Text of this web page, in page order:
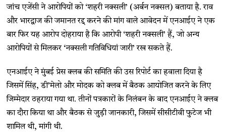
जांच एजेंसी ने आरोपियों को ‘शहरी नक्सली’ (अर्बन नक्सल) बताया है. राव
और भारद्वाज की जमानत रद्द करने की मांग वाले आवेदन में एनआईए ने एक
बार फिर यह आरोप दोहराया है कि आरोपी ‘शहरी नक्सली’ हैं, जो अन्य
आरोपियों से मिलकर ‘नक्सली गतिविधियां जारी’ रख सकते हैं.
एनआईए ने मुंबई प्रेस क्लब की समिति की उस रिपोर्ट का हवाला दिया है
जिसमें सिंह, डी’मेलो और मोदक को क्लब में बैठक आयोजित करने के लिए
जिम्मेदार ठहराया गया था. तीनों पत्रकारों के निलंबन के बाद एनआईए ने क्लब
का दौरा किया था और बैठक से जुड़ी जानकारी, जिसमें सीसीटीवी फुटेज भी
शामिल थी, मांगी थी.